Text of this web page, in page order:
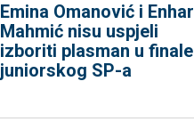
Emina Omanović i Enhar
Mahmić nisu uspjeli
izboriti plasman u finale
juniorskog SP-a